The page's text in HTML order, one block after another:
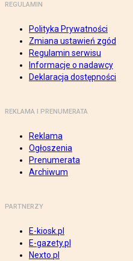
REGULAMIN
Polityka Prywatności
Zmiana ustawień zgód
Regulamin serwisu
Informacje o nadawcy
Deklaracja dostępności
REKLAMA I PRENUMERATA
Reklama
Ogłoszenia
Prenumerata
Archiwum
PARTNERZY
E-kiosk.pl
E-gazety.pl
Nexto.pl